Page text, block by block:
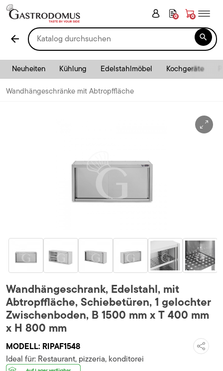
0 0
arrow_back 
Neuheiten Kühlung Edelstahlmöbel Kochgeräte
Wandhängeschränke mit Abtropffläche
Wandhängeschrank, Edelstahl, mit
Abtropffläche, Schiebetüren, 1 gelochter
Zwischenboden, B 1500 mm x T 400 mm
x H 800 mm
MODELL: RIPAF1548
Ideal für: Restaurant, pizzeria, konditorei